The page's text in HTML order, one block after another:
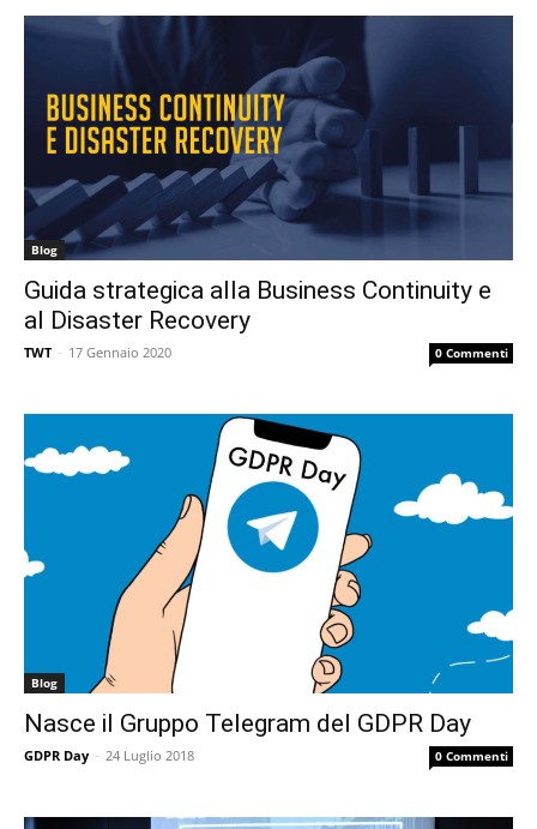
Blog
Guida strategica alla Business Continuity e
al Disaster Recovery
TWT - 17 Gennaio 2020 0 Commenti
Blog
Nasce il Gruppo Telegram del GDPR Day
GDPR Day - 24 Luglio 2018 0 Commenti